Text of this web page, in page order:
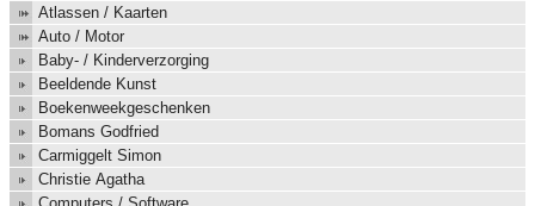
Atlassen / Kaarten
Auto / Motor
Baby- / Kinderverzorging
Beeldende Kunst
Boekenweekgeschenken
Bomans Godfried
Carmiggelt Simon
Christie Agatha